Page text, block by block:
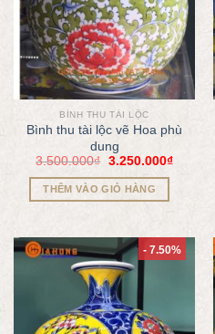
BÌNH THU TÀI LỘC
Bình thu tài lộc vẽ Hoa phù
dung
3.500.000₫ 3.250.000₫
THÊM VÀO GIỎ HÀNG
- 7.50%